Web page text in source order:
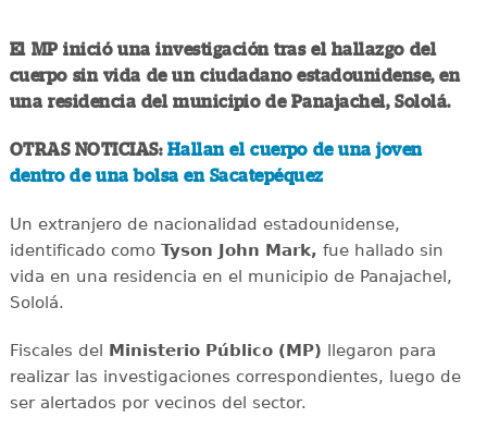
El MP inició una investigación tras el hallazgo del
cuerpo sin vida de un ciudadano estadounidense, en
una residencia del municipio de Panajachel, Sololá.
OTRAS NOTICIAS: Hallan el cuerpo de una joven
dentro de una bolsa en Sacatepéquez
Un extranjero de nacionalidad estadounidense,
identificado como Tyson John Mark, fue hallado sin
vida en una residencia en el municipio de Panajachel,
Sololá.
Fiscales del Ministerio Público (MP) llegaron para
realizar las investigaciones correspondientes, luego de
ser alertados por vecinos del sector.